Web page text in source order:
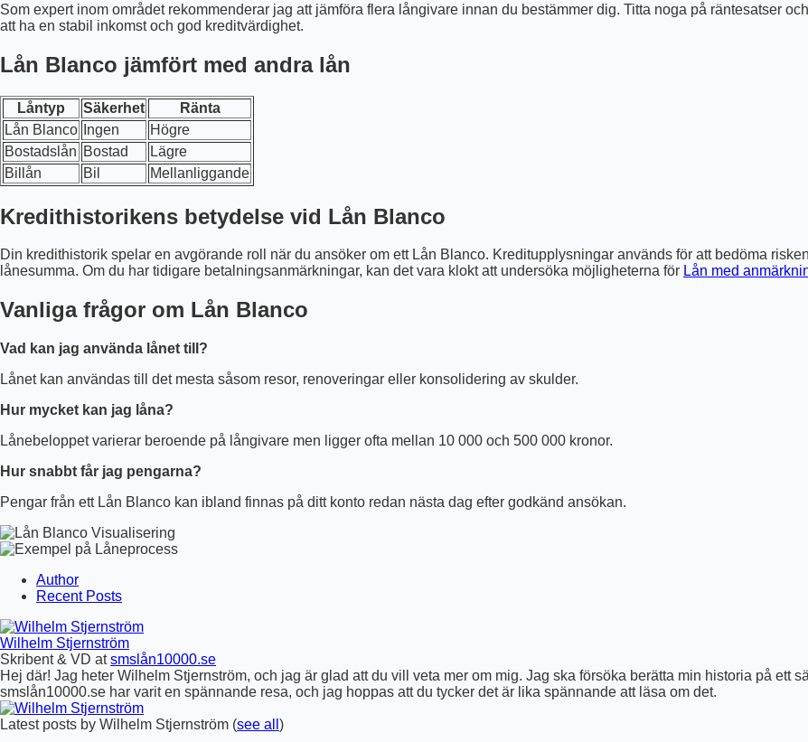
Som expert inom området rekommenderar jag att jämföra flera långivare innan du bestämmer dig. Titta noga på räntesatser
att ha en stabil inkomst och god kreditvärdighet.
Lån Blanco jämfört med andra lån
Låntyp Säkerhet
Ränta
Lån Blanco
Ingen
Högre
Bostadslån Bostad
Lägre
Billån
Bil Mellanliggande
Kredithistorikens betydelse vid Lån Blanco
Din kredithistorik spelar en avgörande roll när du ansöker om ett Lån Blanco. Kreditupplysningar används för att bedöma
lånesumma. Om du har tidigare betalningsanmärkningar, kan det vara klokt att undersöka möjligheterna för Lån med
Vanliga frågor om Lån Blanco
Vad kan jag använda lånet till?
Lånet kan användas till det mesta såsom resor, renoveringar eller konsolidering av skulder.
Hur mycket kan jag låna?
Lånebeloppet varierar beroende på långivare men ligger ofta mellan 10 000 och 500 000 kronor.
Hur snabbt får jag pengarna?
Pengar från ett Lån Blanco kan ibland finnas på ditt konto redan nästa dag efter godkänd ansökan.
Author
Recent Posts
Wilhelm Stjernström
Skribent & VD atsmslån10000.se
Hej där! Jag heter Wilhelm Stjernström, och jag är glad att du vill veta mer om mig. Jag ska försöka berätta min historia på ett
smslån10000.se har varit en spännande resa, och jag hoppas att du tycker det är lika spännande att läsa om det.
Latest posts by Wilhelm Stjernström (see all )